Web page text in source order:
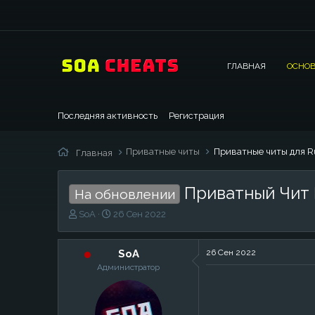
ГЛАВНАЯ
Последняя активность Регистрация
Главная Приватные читы Приватные читы для
На обновлении Приватный Чит
А
т
SoA
Д
т
н
ч
26 Сен 2022
SoA
Администратор
26 Сен 2022